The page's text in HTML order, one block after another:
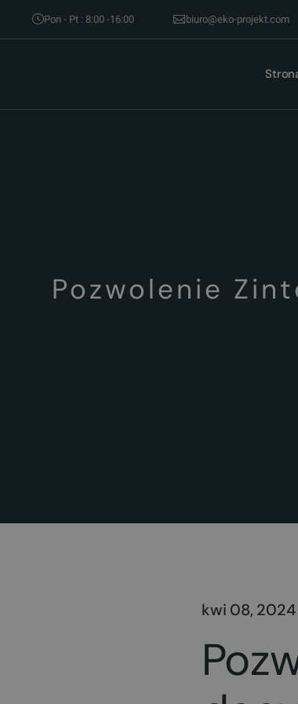
Pon - Pt : 8:00 -16:00 biuro@eko-projekt.com
Pozwolenie
kwi 08, 2024